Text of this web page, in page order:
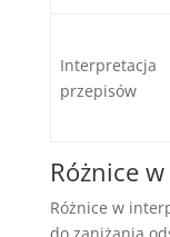
Interpretacja
przepisów
Różnice
Różnice w
do zaniżania